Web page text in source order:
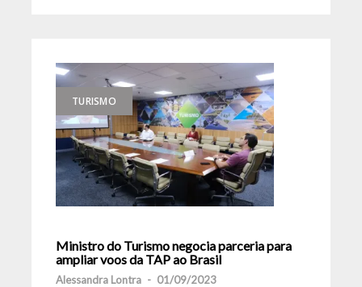
TURISMO
Ministro do Turismo negocia parceria para
ampliar voos da TAP ao Brasil
Alessandra Lontra - 01/09/2023